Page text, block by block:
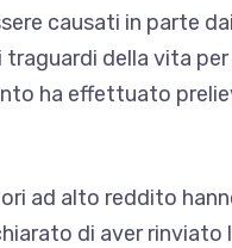
causati in parte
della vita
ha effettuato
ad alto reddito
di aver rinviato